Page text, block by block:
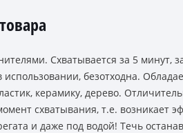
Схватывается за 5 минут,
безотходна.
керамику, дерево.
схватывания, т.е. возникает
и даже под водой! Течь